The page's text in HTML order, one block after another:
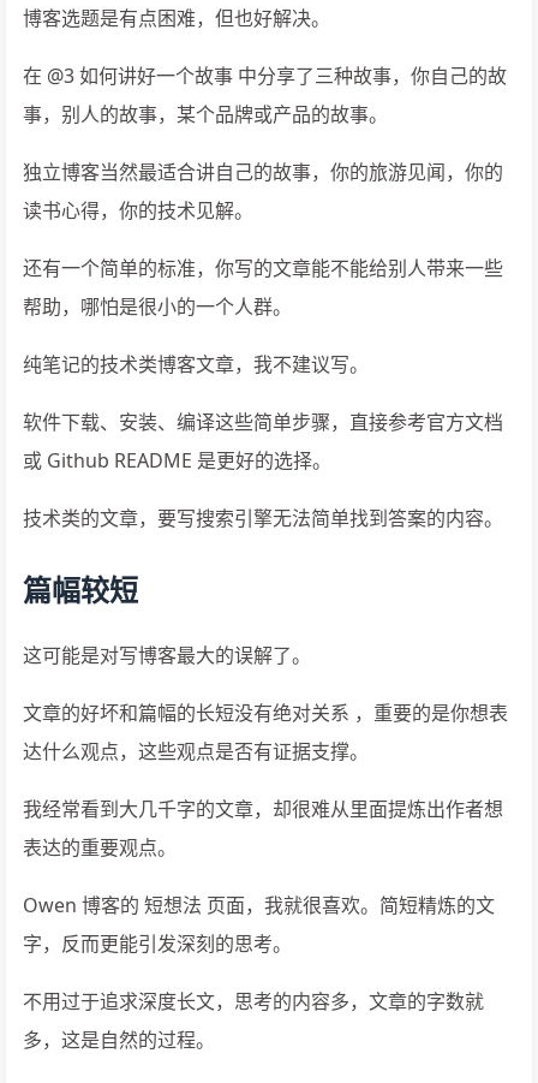
博客选题是有点困难，但也好解决。
在 @3 如何讲好一个故事 中分享了三种故事，你自己的故
事，别人的故事，某个品牌或产品的故事。
独立博客当然最适合讲自己的故事，你的旅游见闻，你的
读书心得，你的技术见解。
还有一个简单的标准，你写的文章能不能给别人带来一些
帮助，哪怕是很小的一个人群。
纯笔记的技术类博客文章，我不建议写。
软件下载、安装、编译这些简单步骤，直接参考官方文档
或 Github README 是更好的选择。
技术类的文章，要写搜索引擎无法简单找到答案的内容。
篇幅较短
这可能是对写博客最大的误解了。
文章的好坏和篇幅的长短没有绝对关系 ，重要的是你想表
达什么观点，这些观点是否有证据支撑。
我经常看到大几千字的文章，却很难从里面提炼出作者想
表达的重要观点。
Owen 博客的 短想法 页面，我就很喜欢。简短精炼的文
字，反而更能引发深刻的思考。
不用过于追求深度长文，思考的内容多，文章的字数就
多，这是自然的过程。